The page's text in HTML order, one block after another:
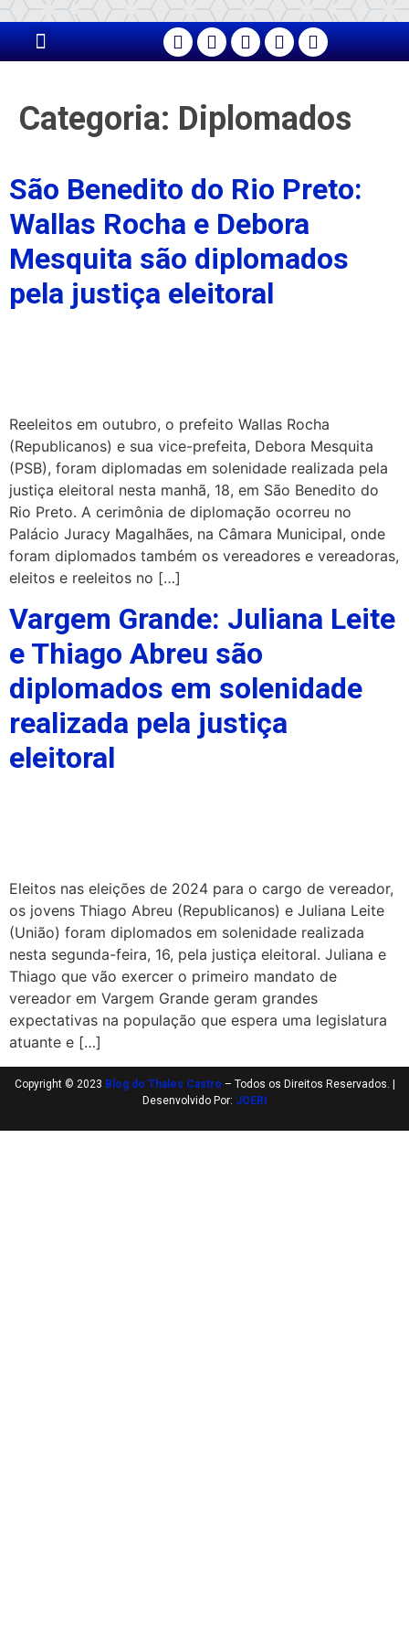
Categoria: Diplomados
São Benedito do Rio Preto:
Wallas Rocha e Debora
Mesquita são diplomados
pela justiça eleitoral
Reeleitos em outubro, o prefeito Wallas Rocha
(Republicanos) e sua vice-prefeita, Debora Mesquita
(PSB), foram diplomadas em solenidade realizada pela
justiça eleitoral nesta manhã, 18, em São Benedito do
Rio Preto. A cerimônia de diplomação ocorreu no
Palácio Juracy Magalhães, na Câmara Municipal, onde
foram diplomados também os vereadores e vereadoras,
eleitos e reeleitos no […]
Vargem Grande: Juliana Leite
e Thiago Abreu são
diplomados em solenidade
realizada pela justiça
eleitoral
Eleitos nas eleições de 2024 para o cargo de vereador,
os jovens Thiago Abreu (Republicanos) e Juliana Leite
(União) foram diplomados em solenidade realizada
nesta segunda-feira, 16, pela justiça eleitoral. Juliana e
Thiago que vão exercer o primeiro mandato de
vereador em Vargem Grande geram grandes
expectativas na população que espera uma legislatura
atuante e […]
Copyright © 2023 Blog do Thales Castro – Todos os Direitos Reservados. |
Desenvolvido Por: JOERI